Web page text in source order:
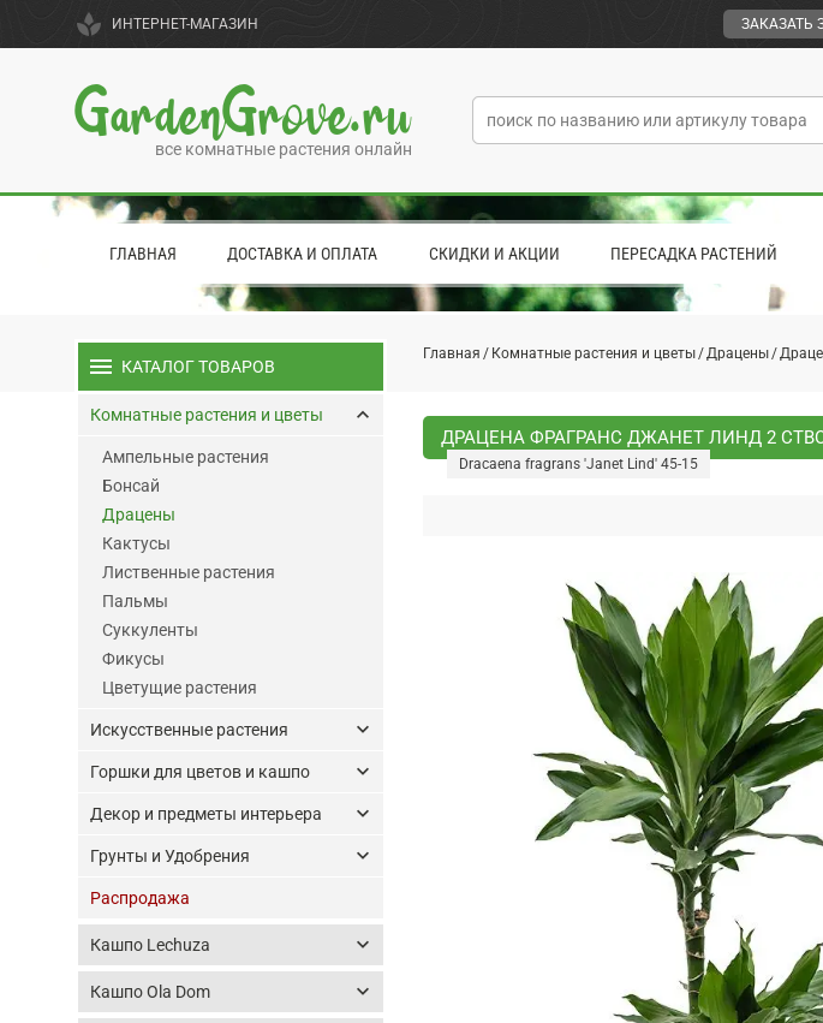
spa ИНТЕРНЕТ-МАГАЗИН ЗАКАЗАТЬ
GardenGrove.ru
все комнатные растения онлайн
ГЛАВНАЯ ДОСТАВКА И ОПЛАТА СКИДКИ И АКЦИИ ПЕРЕСАДКА РАСТЕНИЙ
Главная Комнатные растения и цветы Драцены
ДРАЦЕНА ФРАГРАНС ДЖАНЕТ ЛИНД 2
Dracaena fragrans 'Janet Lind' 45-15
menu КАТАЛОГ ТОВАРОВ
Комнатные растения и цветы keyboard_arrow_up
Ампельные растения
Бонсай
Драцены
Кактусы
Лиственные растения
Пальмы
Суккуленты
Фикусы
Цветущие растения
Искусственные растения keyboard_arrow_down
Горшки для цветов и кашпо keyboard_arrow_down
Декор и предметы интерьера keyboard_arrow_down
Грунты и Удобрения keyboard_arrow_down
Распродажа
Кашпо Lechuza keyboard_arrow_down
Кашпо Ola Dom keyboard_arrow_down